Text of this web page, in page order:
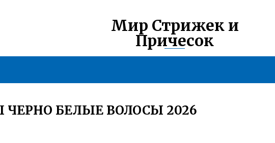
Мир Стрижек и
Причесок
БЕЛЫЕ ВОЛОСЫ 2026